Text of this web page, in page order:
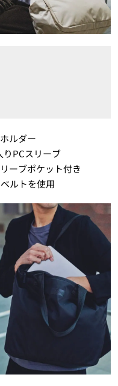
ルダー
りPCスリーブ
ーブポケット付き
ルトを使用